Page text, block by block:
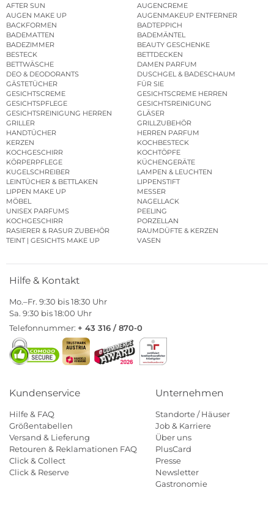
AFTER SUN
AUGENCREME
AUGEN MAKE UP
AUGENMAKEUP ENTFERNER
BACKFORMEN
BADTEPPICH
BADEMATTEN
BADEMÄNTEL
BADEZIMMER
BEAUTY GESCHENKE
BESTECK
BETTDECKEN
BETTWÄSCHE
DAMEN PARFUM
DEO & DEODORANTS
DUSCHGEL & BADESCHAUM
GÄSTETÜCHER
FÜR SIE
GESICHTSCREME
GESICHTSCREME HERREN
GESICHTSPFLEGE
GESICHTSREINIGUNG
GESICHTSREINIGUNG HERREN
GLÄSER
GRILLER
GRILLZUBEHÖR
HANDTÜCHER
HERREN PARFUM
KERZEN
KOCHBESTECK
KOCHGESCHIRR
KOCHTÖPFE
KÖRPERPFLEGE
KÜCHENGERÄTE
KUGELSCHREIBER
LAMPEN & LEUCHTEN
LEINTÜCHER & BETTLAKEN
LIPPENSTIFT
LIPPEN MAKE UP
MESSER
MÖBEL
NAGELLACK
UNISEX PARFUMS
PEELING
KOCHGESCHIRR
PORZELLAN
RASIERER & RASUR ZUBEHÖR
RAUMDÜFTE & KERZEN
TEINT | GESICHTS MAKE UP
VASEN
Hilfe & Kontakt
Mo.–Fr. 9:30 bis 18:30 Uhr
Sa. 9:30 bis 18:00 Uhr
Telefonnummer: + 43 316 / 870-0
Kundenservice
Hilfe & FAQ
Größentabellen
Versand & Lieferung
Retouren & Reklamationen FAQ
Click & Collect
Click & Reserve
Unternehmen
Standorte / Häuser
Job & Karriere
Über uns
PlusCard
Presse
Newsletter
Gastronomie